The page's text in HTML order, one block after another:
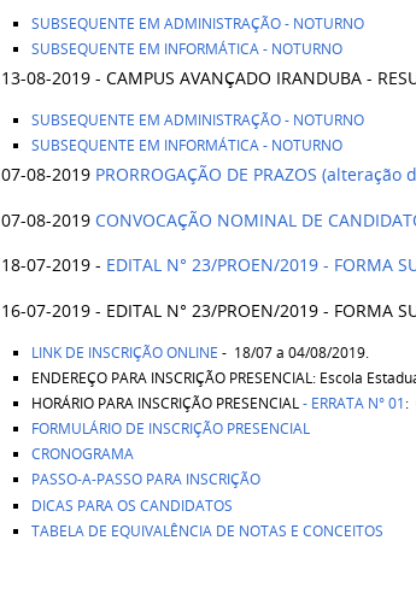
SUBSEQUENTE EM ADMINISTRAÇÃO - NOTURNO
SUBSEQUENTE EM INFORMÁTICA - NOTURNO
13-08-2019 - CAMPUS AVANÇADO IRANDUBA -
SUBSEQUENTE EM ADMINISTRAÇÃO - NOTURNO
SUBSEQUENTE EM INFORMÁTICA - NOTURNO
07-08-2019 PRORROGAÇÃO DE PRAZOS
07-08-2019 CONVOCAÇÃO NOMINAL DE
18-07-2019 - EDITAL N° 23/PROEN/2019 - FORMA
16-07-2019 - EDITAL N° 23/PROEN/2019 - FORMA
LINK DE INSCRIÇÃO ONLINE - 18/07 a 04/08/2019.
ENDEREÇO PARA INSCRIÇÃO PRESENCIAL: Escola
HORÁRIO PARA INSCRIÇÃO PRESENCIAL- ERRATA N° 01:
FORMULÁRIO DE INSCRIÇÃO PRESENCIAL
CRONOGRAMA
PASSO-A-PASSO PARA INSCRIÇÃO
DICAS PARA OS CANDIDATOS
TABELA DE EQUIVALÊNCIA DE NOTAS E CONCEITOS